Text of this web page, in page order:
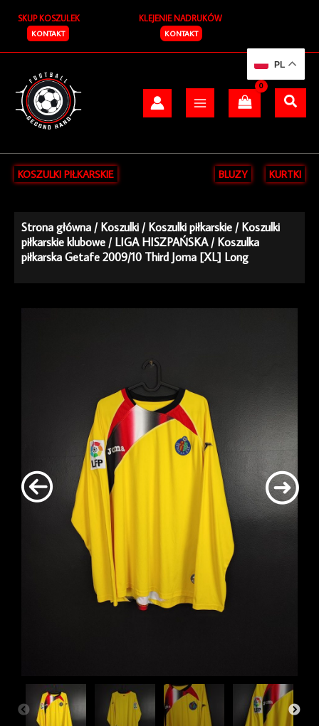
treści
SKUP KOSZULEK
KONTAKT
KLEJENIE NADRUKÓW
KONTAKT
KOSZULKI PIŁKARSKIE BLUZY KURTKI
Strona główna /Koszulki /Koszulki piłkarskie /Koszulki
piłkarskie klubowe /LIGA HISZPAŃSKA/ Koszulka
piłkarska Getafe 2009/10 Third Joma [XL] Long
PL